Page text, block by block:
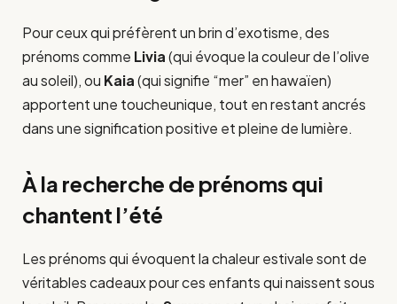
Pour ceux qui préfèrent un brin d’exotisme, des
prénoms comme Livia(qui évoque la couleur de l’olive
au soleil), ou Kaia(qui signifie “mer” en hawaïen)
apportent une toucheunique, tout en restant ancrés
dans une signification positive et pleine de lumière.
À la recherche de prénoms qui
chantent l’été
Les prénoms qui évoquent la chaleur estivale sont de
véritables cadeaux pour ces enfants qui naissent sous